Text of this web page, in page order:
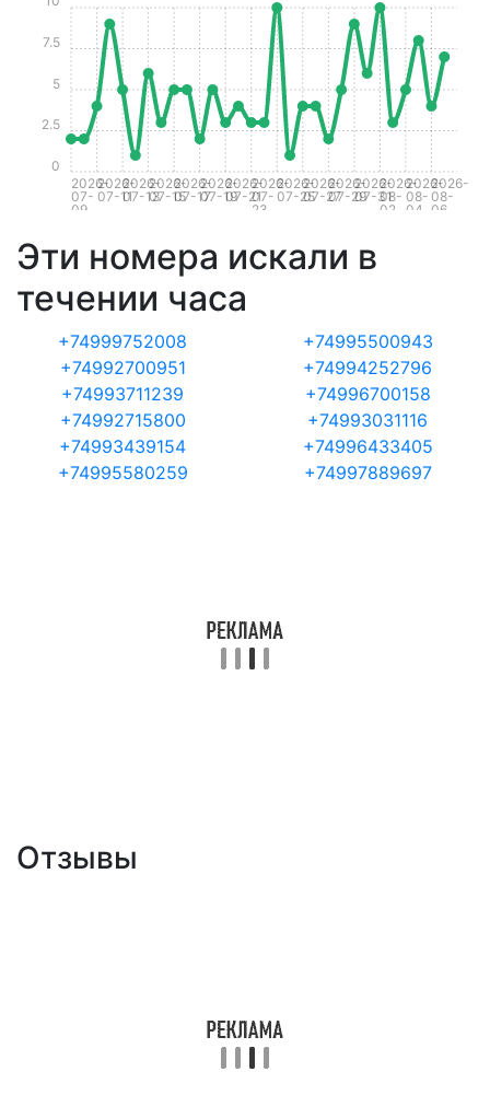
2026-
07-
09
2026-
07-11
2026-
07-13
2026-
07-15
2026-
07-17
2026-
07-19
2026-
07-21
2026-
07-
23
2026-
07-25
2026-
07-27
2026-
07-29
2026-
07-31
2026-
08-
02
2026-
08-
04
2026-
08-
06
0
2.5
5
7.5
Эти номера искали в
течении часа
+74999752008
+74995500943
+74992700951
+74994252796
+74993711239
+74996700158
+74992715800
+74993031116
+74993439154
+74996433405
+74995580259
+74997889697
Отзывы